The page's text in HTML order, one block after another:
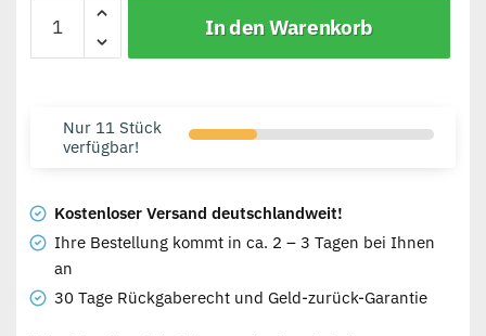
In den Warenkorb
Nur 11 Stück
verfügbar!
Kostenloser Versand deutschlandweit!
Ihre Bestellung kommt in ca. 2 – 3 Tagen bei Ihnen
an
30 Tage Rückgaberecht und Geld-zurück-Garantie